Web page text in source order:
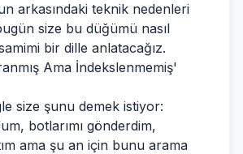
arkasındaki teknik nedenleri
size bu düğümü nasıl
bir dille anlatacağız.
Ama İndekslenmemiş'
size şunu demek istiyor:
botlarımı gönderdim,
ama şu an için bunu arama